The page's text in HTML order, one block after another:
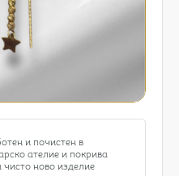
и почистен в
ателие и покрива
чисто ново изделие